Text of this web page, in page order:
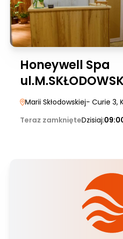
Honeywell Spa
Marii Skłodowskiej- Curie 3,
Teraz zamknięteDzisiaj: